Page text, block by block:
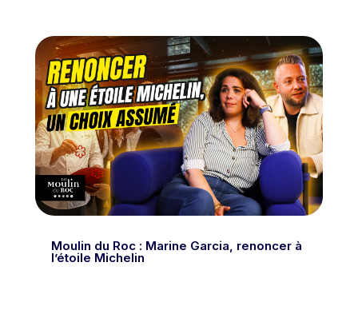
Moulin du Roc : Marine Garcia, renoncer à
l’étoile Michelin